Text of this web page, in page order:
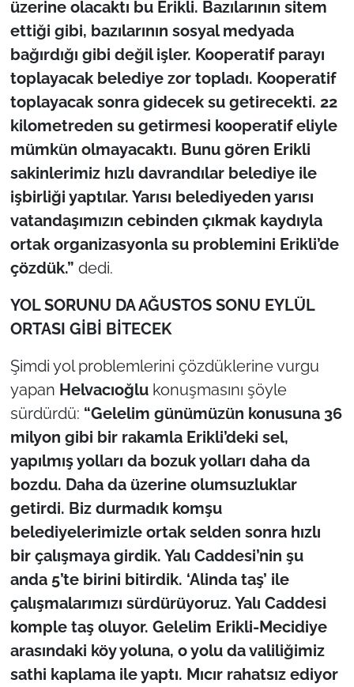
üzerine olacaktı bu Erikli. Bazılarının sitem
ettiği gibi, bazılarının sosyal medyada
bağırdığı gibi değil işler. Kooperatif parayı
toplayacak belediye zor topladı. Kooperatif
toplayacak sonra gidecek su getirecekti. 22
kilometreden su getirmesi kooperatif eliyle
mümkün olmayacaktı. Bunu gören Erikli
sakinlerimiz hızlı davrandılar belediye ile
işbirliği yaptılar. Yarısı belediyeden yarısı
vatandaşımızın cebinden çıkmak kaydıyla
ortak organizasyonla su problemini Erikli’de
çözdük.” dedi.
YOL SORUNU DA AĞUSTOS SONU EYLÜL
ORTASI GİBİ BİTECEK
Şimdi yol problemlerini çözdüklerine vurgu
yapan Helvacıoğlu konuşmasını şöyle
sürdürdü: “Gelelim günümüzün konusuna 36
milyon gibi bir rakamla Erikli’deki sel,
yapılmış yolları da bozuk yolları daha da
bozdu. Daha da üzerine olumsuzluklar
getirdi. Biz durmadık komşu
belediyelerimizle ortak selden sonra hızlı
bir çalışmaya girdik. Yalı Caddesi’nin şu
anda 5’te birini bitirdik. ‘Alinda taş’ ile
çalışmalarımızı sürdürüyoruz. Yalı Caddesi
komple taş oluyor. Gelelim Erikli-Mecidiye
arasındaki köy yoluna, o yolu da valiliğimiz
sathi kaplama ile yaptı. Mıcır rahatsız ediyor